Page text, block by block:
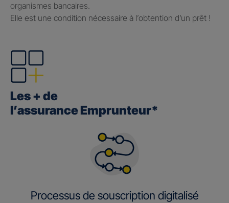
organismes bancaires.
Elle est une condition nécessaire à l’obtention d’un prêt !
Les + de
l’assurance Emprunteur*
Processus de souscription digitalisé